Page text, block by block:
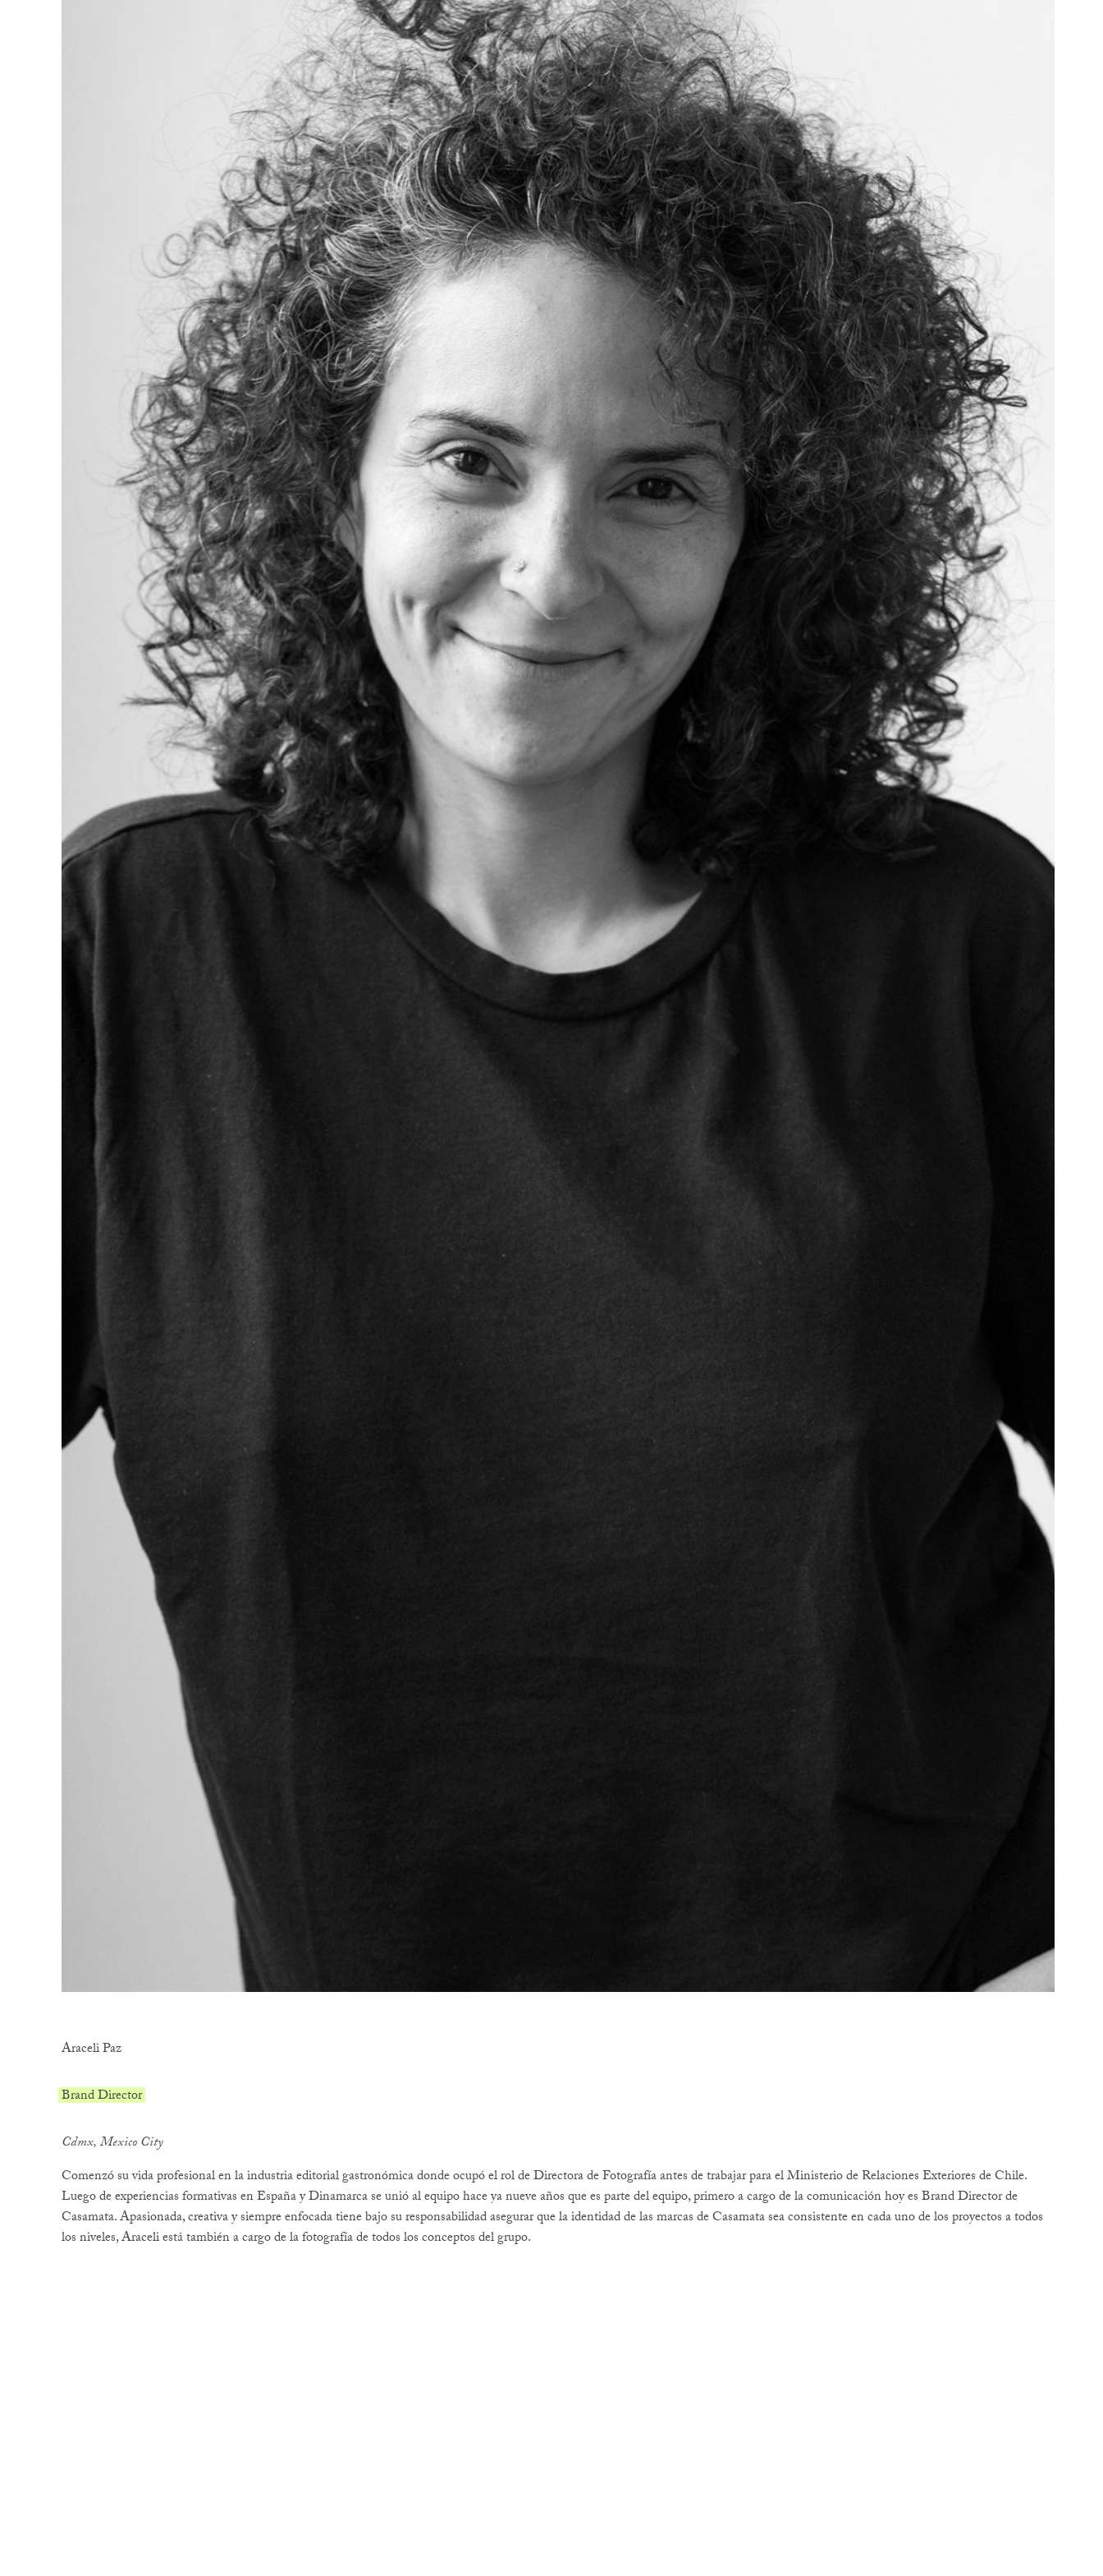
Araceli Paz
Brand Director
Cdmx, Mexico City
Comenzó su vida profesional en la industria editorial gastronómica donde ocupó el rol de Directora de Fotografía antes de trabajar para el Ministerio de Relaciones Exteriores de Chile.
Luego de experiencias formativas en España y Dinamarca se unió al equipo hace ya nueve años que es parte del equipo, primero a cargo de la comunicación hoy es Brand Director de
Casamata. Apasionada, creativa y siempre enfocada tiene bajo su responsabilidad asegurar que la identidad de las marcas de Casamata sea consistente en cada uno de los proyectos a todos
los niveles, Araceli está también a cargo de la fotografía de todos los conceptos del grupo.